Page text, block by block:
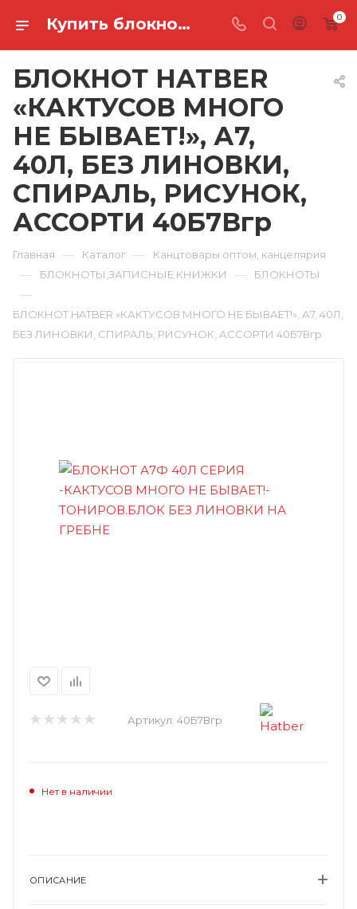
Купить блокнот hatber «кактусов много не бывает!», а7, 40л, без линовки, спираль, рисунок, ассорти 40Б7Вгр в Ростове-на-Дону 0
БЛОКНОТ HATBER
«КАКТУСОВ МНОГО
НЕ БЫВАЕТ!», А7,
40Л, БЕЗ ЛИНОВКИ,
СПИРАЛЬ, РИСУНОК,
АССОРТИ 40Б7Вгр
Главная — Каталог — Канцтовары оптом, канцелярия
— БЛОКНОТЫ,ЗАПИСНЫЕ КНИЖКИ — БЛОКНОТЫ
—
БЛОКНОТ HATBER «КАКТУСОВ МНОГО НЕ БЫВАЕТ!», А7, 40Л,
БЕЗ ЛИНОВКИ, СПИРАЛЬ, РИСУНОК, АССОРТИ 40Б7Вгр
Артикул: 40Б7Вгр
Нет в наличии
ОПИСАНИЕ